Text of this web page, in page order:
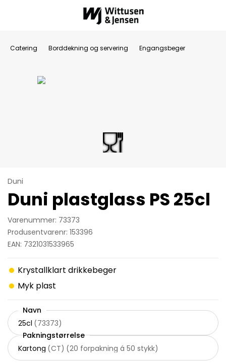
Catering Borddekning og servering Engangsbeger
Duni
Duni plastglass PS 25cl
Varenummer: 73373
Produsentvarenr: 153396
EAN: 7321031533965
Krystallklart drikkebeger
Myk plast
Navn
25cl (73373)
Pakningstørrelse
Kartong (CT) (20 forpakning á 50 stykk)